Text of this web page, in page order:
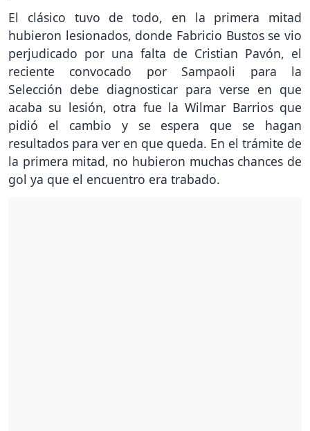
El clásico tuvo de todo, en la primera mitad
hubieron lesionados, donde Fabricio Bustos se vio
perjudicado por una falta de Cristian Pavón, el
reciente convocado por Sampaoli para la
Selección debe diagnosticar para verse en que
acaba su lesión, otra fue la Wilmar Barrios que
pidió el cambio y se espera que se hagan
resultados para ver en que queda. En el trámite de
la primera mitad, no hubieron muchas chances de
gol ya que el encuentro era trabado.